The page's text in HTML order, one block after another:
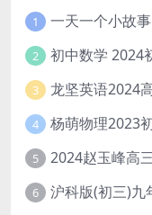
1
2
3 龙坚英语2024
4
5
6